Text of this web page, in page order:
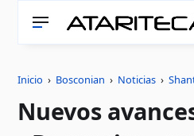
Inicio › Bosconian › Noticias ›
Nuevos